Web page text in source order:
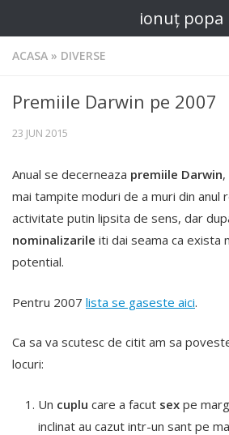
ionuț popa
ACASA » DIVERSE
Premiile Darwin pe 2007
23 JUN 2015
Anual se decerneaza premiile Darwin
mai tampite moduri de a muri din anul
activitate putin lipsita de sens, dar
nominalizarile iti dai seama ca exista
potential.
Pentru 2007 lista se gaseste aici.
Ca sa va scutesc de citit am sa
locuri:
Un cuplu care a facut sex pe
inclinat au cazut intr-un sant pe